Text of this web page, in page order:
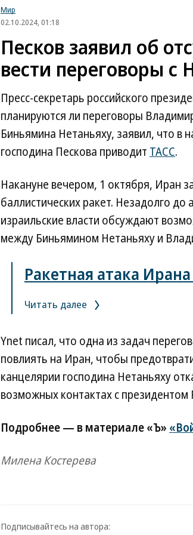
Мир
02.10.2024, 01:18
Песков заявил об
вести переговоры с
Пресс-секретарь российского
планируются ли переговоры
Биньямина Нетаньяху, заявил, что в
господина Пескова приводит ТАСС.
Накануне вечером, 1 октября, Иран
баллистических ракет. Незадолго до
израильские власти обсуждают
между Биньямином Нетаньяху и
Ракетная атака
Читать далее
Ynet писал, что одна из задач
повлиять на Иран, чтобы
канцелярии господина Нетаньяху
возможных контактах с президентом
Подробнее — в материале «Ъ»
Милена Костерева
Подписывайтесь на автора: